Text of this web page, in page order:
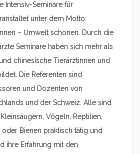
Intensiv-Seminare für
unter dem Motto:
– Umwelt schonen. Durch die
Seminare haben sich mehr als
chinesische Tierärztinnen und
Die Referenten sind
und Dozenten von
und der Schweiz. Alle sind
Vögeln, Reptilien,
Bienen praktisch tätig und
ihre Erfahrung mit den